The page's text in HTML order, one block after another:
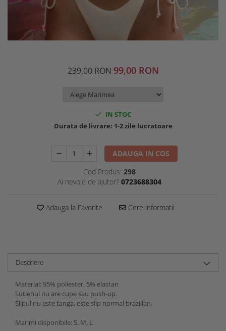
239,00 RON 99,00 RON
IN STOC
Durata de livrare: 1-2 zile lucratoare
ADAUGA IN COS
Cod Produs: 298
Ai nevoie de ajutor? 0723688304
Adauga la Favorite Cere informatii
Descriere
Material: 95% poliester, 5% elastan
Sutienul nu are cupe sau push-up.
Slipul nu este tanga, este slip normal brazilian.
Marimi disponibile: S, M, L